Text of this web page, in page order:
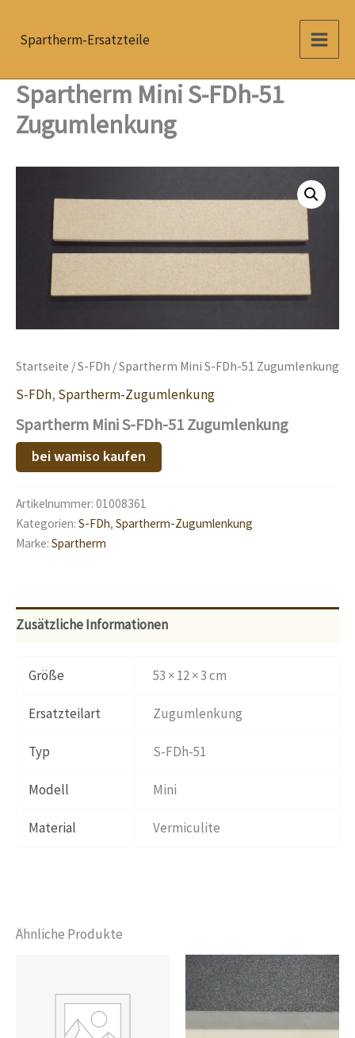
InhaltSpartherm-Ersatzteile
Spartherm Mini S-FDh-51
Zugumlenkung
Startseite /S-FDh / Spartherm Mini S-FDh-51 Zugumlenkung
S-FDh, Spartherm-Zugumlenkung
Spartherm Mini S-FDh-51 Zugumlenkung
bei wamiso kaufen
Artikelnummer: 01008361
Kategorien: S-FDh, Spartherm-Zugumlenkung
Marke: Spartherm
Zusätzliche Informationen
Größe 53 × 12 × 3 cm
Ersatzteilart Zugumlenkung
Typ S-FDh-51
Modell Mini
Material Vermiculite
Ähnliche Produkte